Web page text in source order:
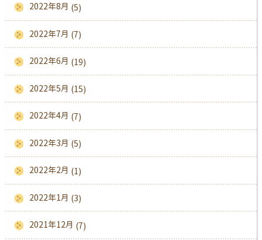
2022年8月 (5)
2022年7月 (7)
2022年6月 (19)
2022年5月 (15)
2022年4月 (7)
2022年3月 (5)
2022年2月 (1)
2022年1月 (3)
2021年12月 (7)